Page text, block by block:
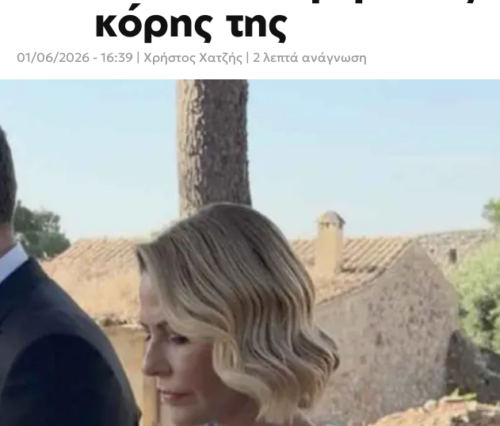
κόρης της
01/06/2026 - 16:39 Χρήστος Χατζής | 2 λεπτά ανάγνωση